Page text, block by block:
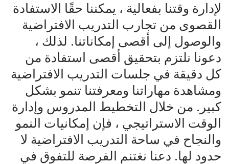
لإدارة وقتنا بفعالية ، يمكننا حقًا الاستفادة
القصوى من تجارب التدريب الافتراضية
والوصول إلى أقصى إمكاناتنا. لذلك ،
دعونا نلتزم بتحقيق أقصى استفادة من
كل دقيقة في جلسات التدريب الافتراضية
ومشاهدة مهاراتنا ومعرفتنا تنمو بشكل
كبير. من خلال التخطيط المدروس وإدارة
الوقت الاستراتيجي ، فإن إمكانيات النمو
والنجاح في ساحة التدريب الافتراضية لا
حدود لها. دعنا نغتنم الفرصة للتفوق في